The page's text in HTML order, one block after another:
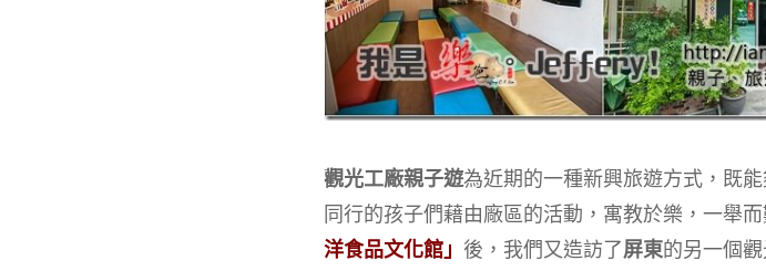
觀光工廠親子遊為近期的一種新興旅遊方式，既
同行的孩子們藉由廠區的活動，寓教於樂，一舉
洋食品文化館」 後，我們又造訪了屏東的另一個